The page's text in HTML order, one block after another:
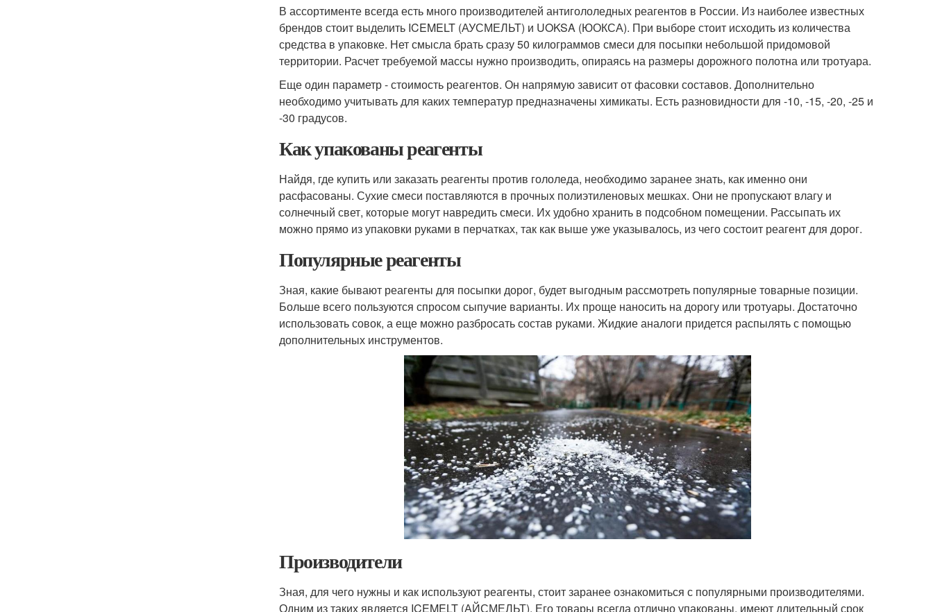
В ассортименте всегда есть много производителей антигололедных реагентов в России. Из наиболее известных
брендов стоит выделить ICEMELT (АУСМЕЛЬТ) и UOKSA (ЮОКСА). При выборе стоит исходить из количества
средства в упаковке. Нет смысла брать сразу 50 килограммов смеси для посыпки небольшой придомовой
территории. Расчет требуемой массы нужно производить, опираясь на размеры дорожного полотна или тротуара.
Еще один параметр - стоимость реагентов. Он напрямую зависит от фасовки составов. Дополнительно
необходимо учитывать для каких температур предназначены химикаты. Есть разновидности для -10, -15, -20, -25 и
-30 градусов.
Как упакованы реагенты
Найдя, где купить или заказать реагенты против гололеда, необходимо заранее знать, как именно они
расфасованы. Сухие смеси поставляются в прочных полиэтиленовых мешках. Они не пропускают влагу и
солнечный свет, которые могут навредить смеси. Их удобно хранить в подсобном помещении. Рассыпать их
можно прямо из упаковки руками в перчатках, так как выше уже указывалось, из чего состоит реагент для дорог.
Популярные реагенты
Зная, какие бывают реагенты для посыпки дорог, будет выгодным рассмотреть популярные товарные позиции.
Больше всего пользуются спросом сыпучие варианты. Их проще наносить на дорогу или тротуары. Достаточно
использовать совок, а еще можно разбросать состав руками. Жидкие аналоги придется распылять с помощью
дополнительных инструментов.
Производители
Зная, для чего нужны и как используют реагенты, стоит заранее ознакомиться с популярными производителями.
Одним из таких является ICEMELT (АЙСМЕЛЬТ). Его товары всегда отлично упакованы, имеют длительный срок